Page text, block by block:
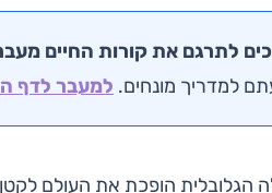
לתרגם את קורות החיים
למדריך מונחים. למעבר לדף